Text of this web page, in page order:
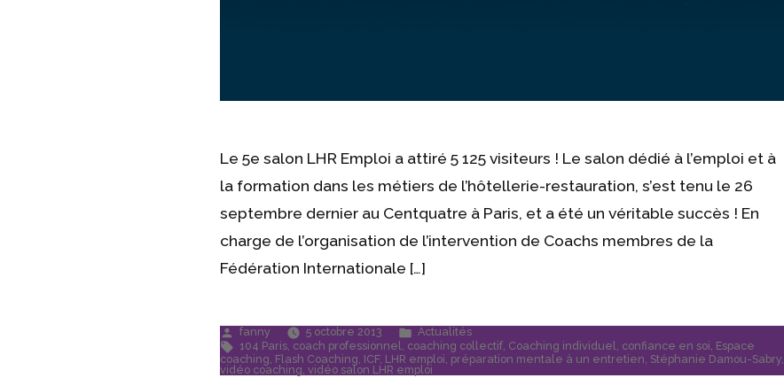
Le 5e salon LHR Emploi a attiré 5 125 visiteurs ! Le salon dédié à l’emploi et à
la formation dans les métiers de l’hôtellerie-restauration, s’est tenu le 26
septembre dernier au Centquatre à Paris, et a été un véritable succès ! En
charge de l’organisation de l’intervention de Coachs membres de la
Fédération Internationale […]
Publié
par
fanny 5 octobre 2013
Publié
dans
Actualités
Étiquettes :
104 Paris, coach professionnel, coaching collectif, Coaching individuel, confiance en soi, Espace
coaching, Flash Coaching, ICF, LHR emploi, préparation mentale à un entretien, Stéphanie Damou-Sabry,
vidéo coaching,vidéo salon LHR emploi